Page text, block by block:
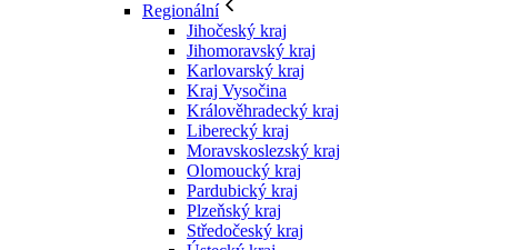
Regionální
Jihočeský kraj
Jihomoravský kraj
Karlovarský kraj
Kraj Vysočina
Králověhradecký kraj
Liberecký kraj
Moravskoslezský kraj
Olomoucký kraj
Pardubický kraj
Plzeňský kraj
Středočeský kraj